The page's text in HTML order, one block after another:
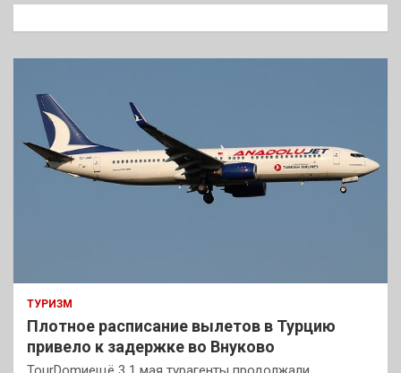
к
ТУРИЗМ
Плотное расписание вылетов в Турцию
привело к задержке во Внуково